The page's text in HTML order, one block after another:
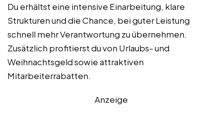
Du erhältst eine intensive Einarbeitung, klare
Strukturen und die Chance, bei guter Leistung
schnell mehr Verantwortung zu übernehmen.
Zusätzlich profitierst du von Urlaubs- und
Weihnachtsgeld sowie attraktiven
Mitarbeiterrabatten.
Anzeige